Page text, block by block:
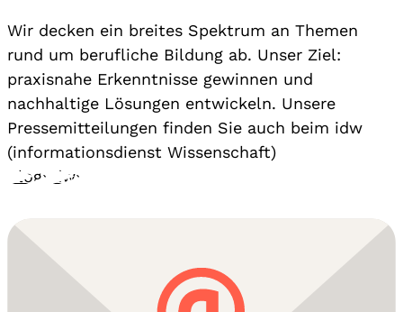
Wir decken ein breites Spektrum an Themen
rund um berufliche Bildung ab. Unser Ziel:
praxisnahe Erkenntnisse gewinnen und
nachhaltige Lösungen entwickeln. Unsere
Pressemitteilungen finden Sie auch beim idw
(informationsdienst Wissenschaft)
Blog› idw›